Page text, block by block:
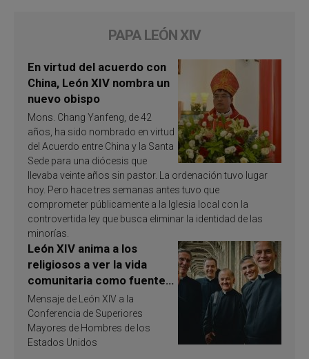
PAPA LEÓN XIV
En virtud del acuerdo con
China, León XIV nombra un
nuevo obispo
Mons. Chang Yanfeng, de 42
años, ha sido nombrado en virtud
del Acuerdo entre China y la Santa
Sede para una diócesis que
llevaba veinte años sin pastor. La ordenación tuvo lugar
hoy. Pero hace tres semanas antes tuvo que
comprometer públicamente a la Iglesia local con la
controvertida ley que busca eliminar la identidad de las
minorías.
León XIV anima a los
religiosos a ver la vida
comunitaria como fuente
de inspiración y
santificación
Mensaje de León XIV a la
Conferencia de Superiores
Mayores de Hombres de los
Estados Unidos